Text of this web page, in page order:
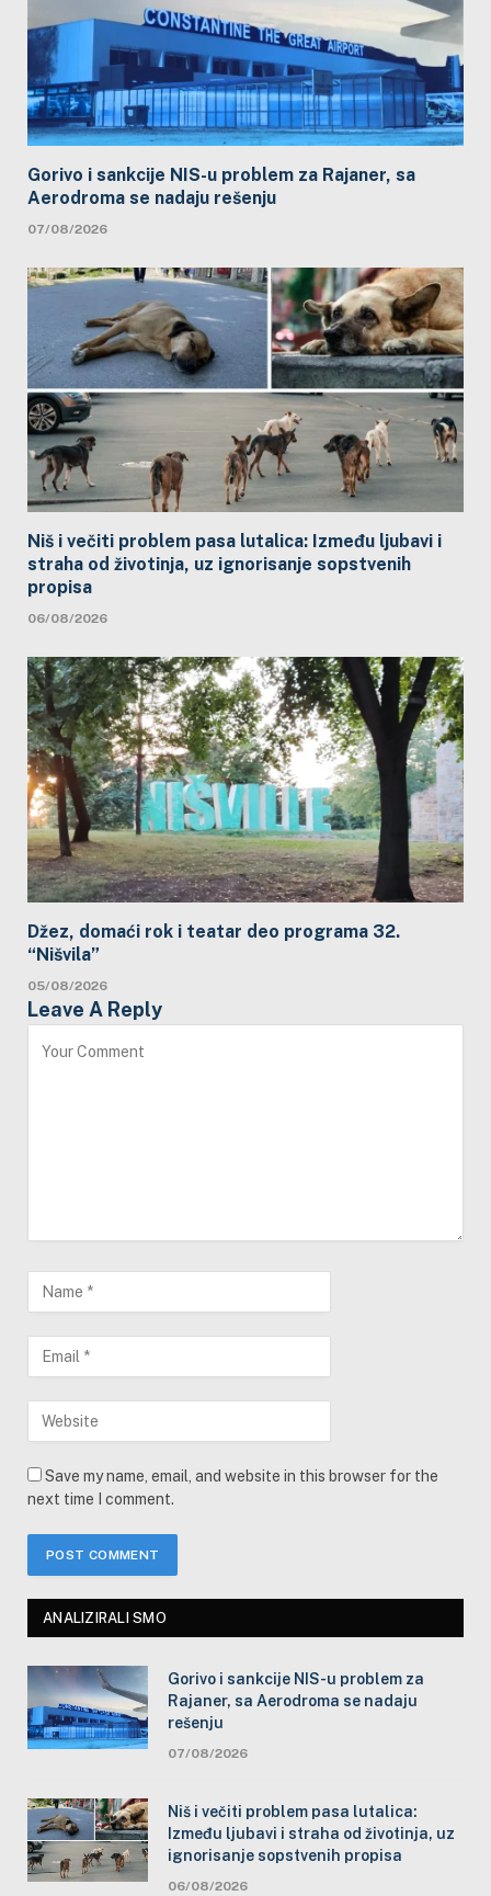
Gorivo i sankcije NIS-u problem za Rajaner, sa
Aerodroma se nadaju rešenju
07/08/2026
Niš i večiti problem pasa lutalica: Između ljubavi i
straha od životinja, uz ignorisanje sopstvenih
propisa
06/08/2026
Džez, domaći rok i teatar deo programa 32.
“Nišvila”
05/08/2026
Leave A Reply
Save my name, email, and website in this browser for the
next time I comment.
ANALIZIRALI SMO
Gorivo i sankcije NIS-u problem za
Rajaner, sa Aerodroma se nadaju
rešenju
07/08/2026
Niš i večiti problem pasa lutalica:
Između ljubavi i straha od životinja, uz
ignorisanje sopstvenih propisa
06/08/2026